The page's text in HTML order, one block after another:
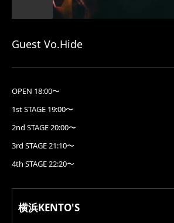
Guest Vo.Hide
OPEN 18:00〜
1st STAGE 19:00〜
2nd STAGE 20:00〜
3rd STAGE 21:10〜
4th STAGE 22:20〜
横浜KENTO'S